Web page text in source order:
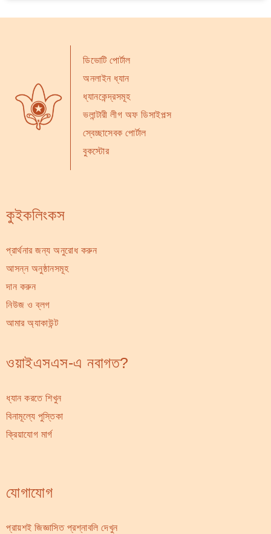
ডিভোটি পোর্টাল
অনলাইন ধ্যান
ধ্যানকেন্দ্রসমূহ
ভলান্টারী লীগ অফ ডিসাইপল্স
স্বেচ্ছাসেবক পোর্টাল
বুকস্টোর
কুইকলিংকস
প্রার্থনার জন্য অনুরোধ করুন
আসন্ন অনুষ্ঠানসমূহ
দান করুন
নিউজ ও ব্লগ
আমার অ্যাকাউন্ট
ওয়াইএসএস-এ নবাগত?
ধ্যান করতে শিখুন
বিনামূল্যে পুস্তিকা
ক্রিয়াযোগ মার্গ
যোগাযোগ
প্রায়শই জিজ্ঞাসিত প্রশ্নাবলি দেখুন